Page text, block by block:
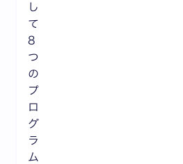
し
て
8
つ
の
プ
ロ
グ
ラ
ム